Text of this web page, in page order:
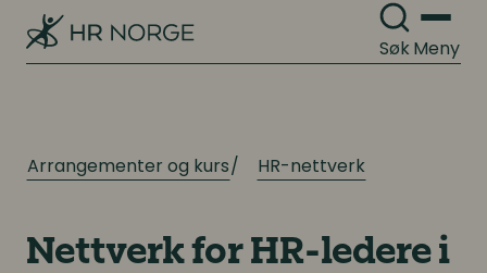
SøkMeny
Arrangementer og kurs HR-nettverk
Nettverk for HR-ledere i